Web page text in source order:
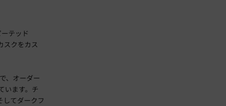
テッド
スクをカス
、オーダー
います。チ
してダークフ